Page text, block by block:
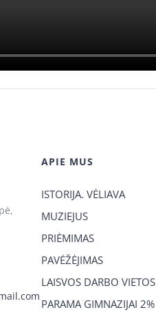
APIE MUS
ISTORIJA. VĖLIAVA
MUZIEJUS
PRIĖMIMAS
PAVĖŽĖJIMAS
LAISVOS DARBO VIETOS
PARAMA GIMNAZIJAI 2%